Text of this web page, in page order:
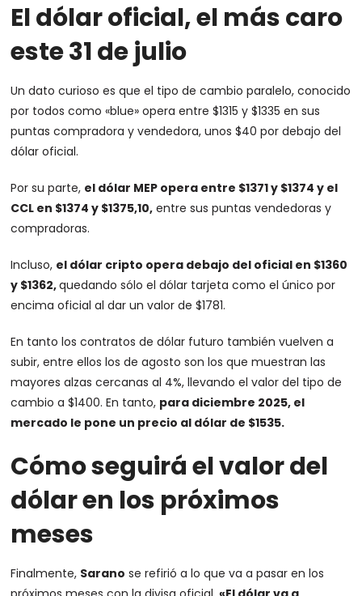
El dólar oficial, el más caro
este 31 de julio
Un dato curioso es que el tipo de cambio paralelo, conocido
por todos como «blue» opera entre $1315 y $1335 en sus
puntas compradora y vendedora, unos $40 por debajo del
dólar oficial.
Por su parte, el dólar MEP opera entre $1371 y $1374 y el
CCL en $1374 y $1375,10, entre sus puntas vendedoras y
compradoras.
Incluso, el dólar cripto opera debajo del oficial en $1360
y $1362,quedando sólo el dólar tarjeta como el único por
encima oficial al dar un valor de $1781.
En tanto los contratos de dólar futuro también vuelven a
subir, entre ellos los de agosto son los que muestran las
mayores alzas cercanas al 4%, llevando el valor del tipo de
cambio a $1400. En tanto, para diciembre 2025, el
mercado le pone un precio al dólar de $1535.
Cómo seguirá el valor del
dólar en los próximos
meses
Finalmente, Sarano se refirió a lo que va a pasar en los